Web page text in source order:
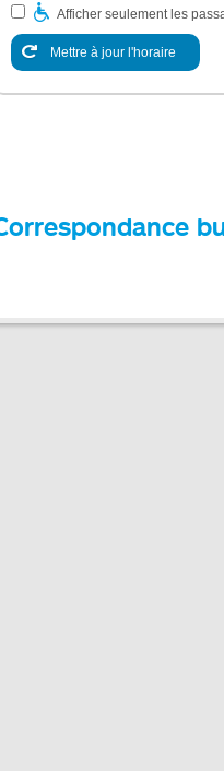
Afficher seulement les
Mettre à jour l'horaire